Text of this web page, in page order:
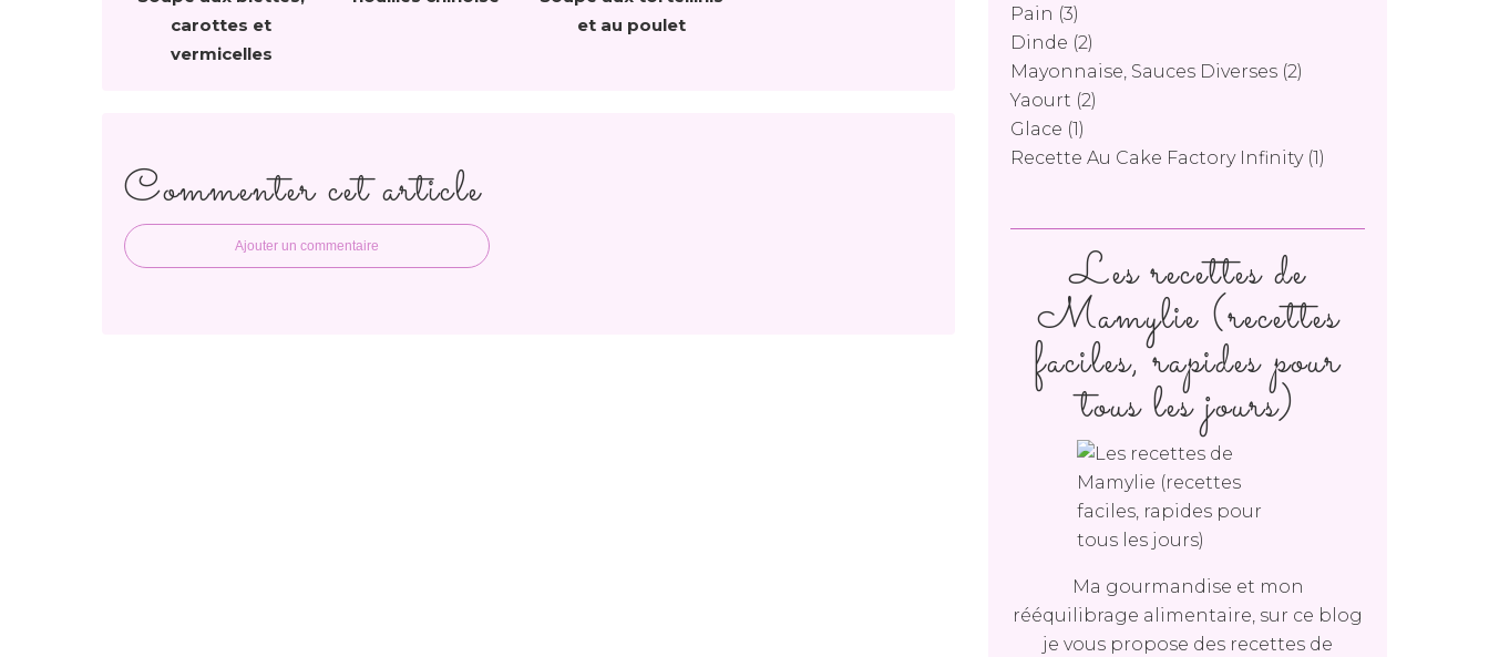
carottes et
vermicelles
et au poulet
Commenter cet article
Ajouter un commentaire
Pain (3)
Dinde (2)
Mayonnaise, Sauces Diverses (2)
Yaourt (2)
Glace (1)
Recette Au Cake Factory Infinity(1)
Les recettes de
Mamylie (recettes
faciles, rapides pour
tous les jours)
Ma gourmandise et mon
rééquilibrage alimentaire, sur ce blog
je vous propose des recettes de